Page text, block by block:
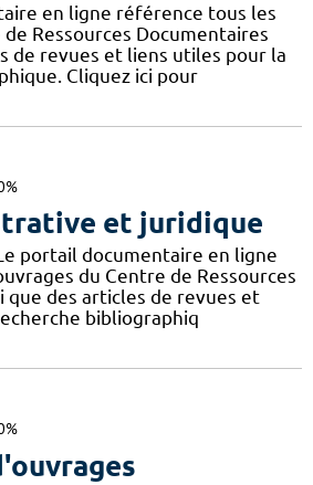
en ligne référence tous les
Ressources Documentaires
de revues et liens utiles pour la
Cliquez ici pour
et juridique
portail documentaire en ligne
du Centre de Ressources
que des articles de revues et
bibliographiq